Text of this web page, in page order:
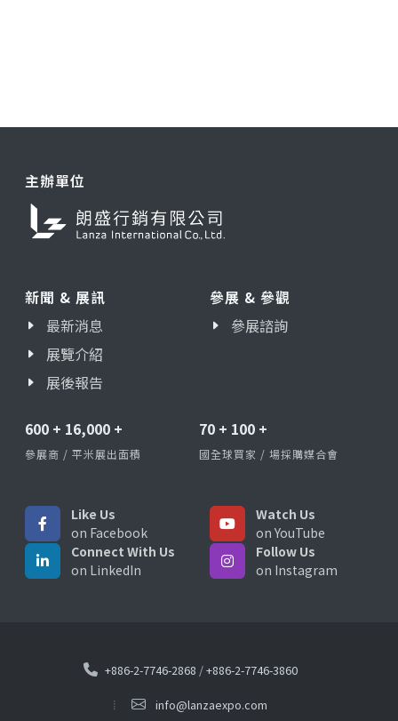
主辦單位
新聞 & 展訊
最新消息
展覽介紹
展後報告
參展 & 參觀
參展諮詢
600 + 16,000 +
參展商 / 平米展出面積
70 + 100 +
國全球買家 / 場採購媒合會
Like Us
on Facebook
Watch Us
on YouTube
Connect With Us
on LinkedIn
Follow Us
on Instagram
+886-2-7746-2868 /+886-2-7746-3860
info@lanzaexpo.com